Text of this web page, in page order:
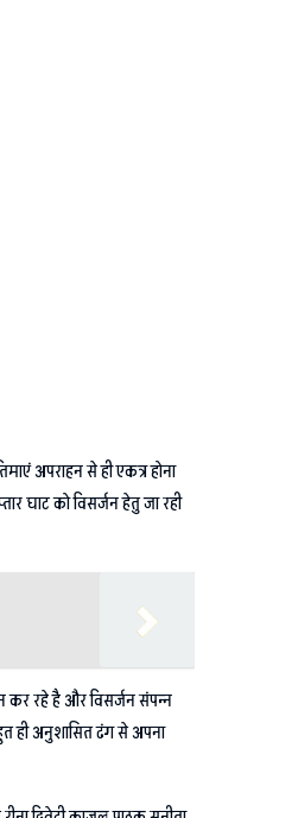
अपराहन से ही एकत्र होना
घाट को विसर्जन हेतु जा रही
कर रहे है और विसर्जन संपन्न
ही अनुशासित ढंग से अपना